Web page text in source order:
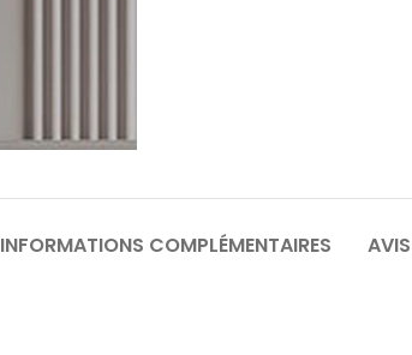
INFORMATIONS COMPLÉMENTAIRES